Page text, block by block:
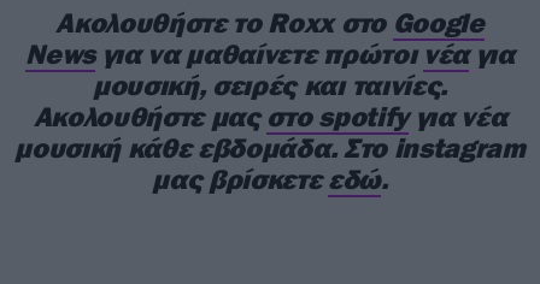
A Little Is A Little Too Much
04.We Can Be Gods
Into The Sun
06.This Is Tokyo
07.Universe (Gravity For Hearts)
Hand Of God
Ακολουθήστε το Roxx στο Google
Newsγια να μαθαίνετε πρώτοι νέαγια
μουσική, σειρές και ταινίες.
Ακολουθήστε μαςστο spotifyγια νέα
μουσική κάθε εβδομάδα. Στο instagram
μας βρίσκετεεδώ.